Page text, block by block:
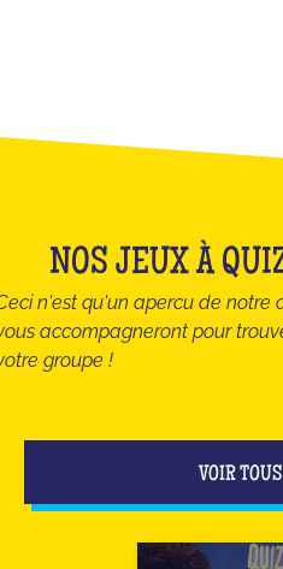
NOS JEUX À
n'est qu'un apercu de notre
accompagneront pour
groupe !
VOIR